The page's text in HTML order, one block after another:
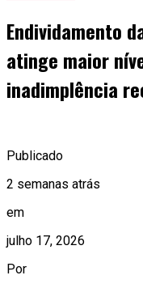
Endividamento
atinge maior
inadimplência
Publicado
2 semanas atrás
em
julho 17, 2026
Por